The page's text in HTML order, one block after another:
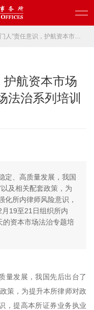
，护航资本市场高质量发展——资本市场法治系列培训锦天城专场圆满举行
护航资本市场
治系列培训
定、高质量发展，我国
以及相关配套政策，为
化所内律师风险意识，
19至21日组织所内
的资本市场法治专题培
量发展，我国先后出台了
策，为提升本所律师对政
，提高本所证券业务执业